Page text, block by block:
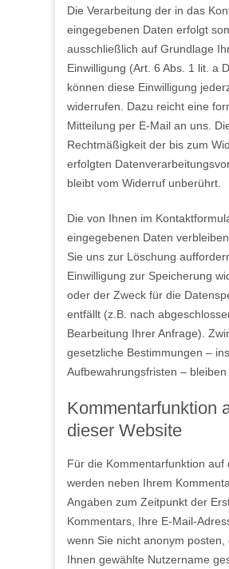
Die Verarbeitung der in das
eingegebenen Daten erfolgt
ausschließlich auf Grundlage
Einwilligung (Art. 6 Abs. 1 lit. a
können diese Einwilligung
widerrufen. Dazu reicht eine
Mitteilung per E-Mail an uns.
Rechtmäßigkeit der bis zum
erfolgten
bleibt vom Widerruf unberührt.
Die von Ihnen im
eingegebenen Daten
Sie uns zur Löschung
Einwilligung zur Speicherung
oder der Zweck für die
entfällt (z.B. nach
Bearbeitung Ihrer Anfrage).
gesetzliche Bestimmungen –
Aufbewahrungsfristen – bleiben
Kommentarfunktion
dieser Website
Für die Kommentarfunktion auf
werden neben Ihrem
Angaben zum Zeitpunkt der
Kommentars, Ihre E-Mail-
wenn Sie nicht anonym posten,
Ihnen gewählte Nutzername